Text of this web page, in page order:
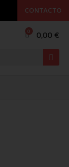
CONTACTO
0,00 €